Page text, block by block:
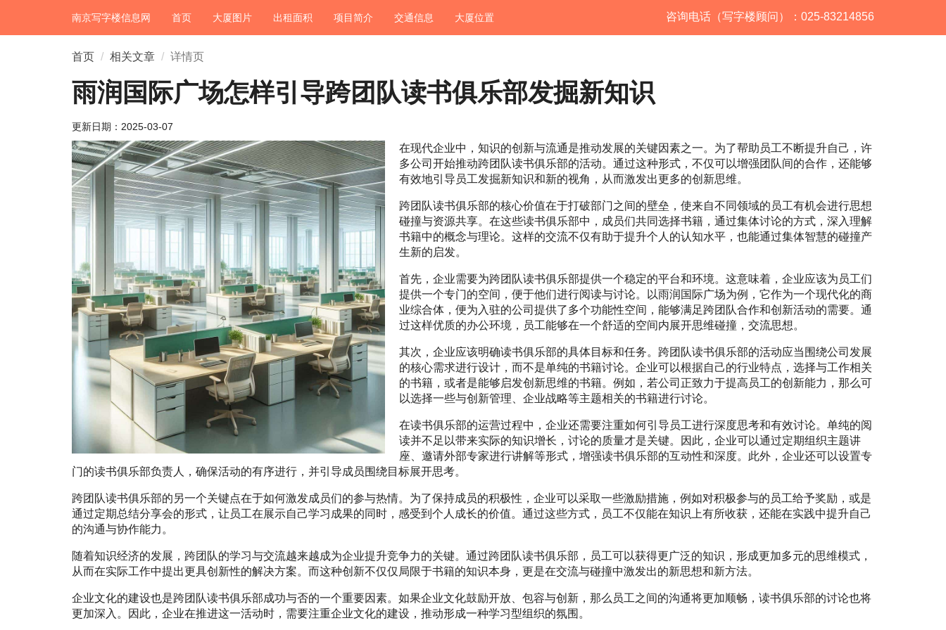
南京写字楼信息网 首页 大厦图片 出租面积 项目简介 交通信息 大厦位置 咨询电话（写字楼顾问）：025-83214856
首页 相关文章 详情页
雨润国际广场怎样引导跨团队读书俱乐部发掘新知识
更新日期： 2025-03-07
在现代企业中，知识的创新与流通是推动发展的关键因素之一。为了帮助员工不断提升自己，许
多公司开始推动跨团队读书俱乐部的活动。通过这种形式，不仅可以增强团队间的合作，还能够
有效地引导员工发掘新知识和新的视角，从而激发出更多的创新思维。
跨团队读书俱乐部的核心价值在于打破部门之间的壁垒，使来自不同领域的员工有机会进行思想
碰撞与资源共享。在这些读书俱乐部中，成员们共同选择书籍，通过集体讨论的方式，深入理解
书籍中的概念与理论。这样的交流不仅有助于提升个人的认知水平，也能通过集体智慧的碰撞产
生新的启发。
首先，企业需要为跨团队读书俱乐部提供一个稳定的平台和环境。这意味着，企业应该为员工们
提供一个专门的空间，便于他们进行阅读与讨论。以雨润国际广场为例，它作为一个现代化的商
业综合体，便为入驻的公司提供了多个功能性空间，能够满足跨团队合作和创新活动的需要。通
过这样优质的办公环境，员工能够在一个舒适的空间内展开思维碰撞，交流思想。
其次，企业应该明确读书俱乐部的具体目标和任务。跨团队读书俱乐部的活动应当围绕公司发展
的核心需求进行设计，而不是单纯的书籍讨论。企业可以根据自己的行业特点，选择与工作相关
的书籍，或者是能够启发创新思维的书籍。例如，若公司正致力于提高员工的创新能力，那么可
以选择一些与创新管理、企业战略等主题相关的书籍进行讨论。
在读书俱乐部的运营过程中，企业还需要注重如何引导员工进行深度思考和有效讨论。单纯的阅
读并不足以带来实际的知识增长，讨论的质量才是关键。因此，企业可以通过定期组织主题讲
座、邀请外部专家进行讲解等形式，增强读书俱乐部的互动性和深度。此外，企业还可以设置专
门的读书俱乐部负责人，确保活动的有序进行，并引导成员围绕目标展开思考。
跨团队读书俱乐部的另一个关键点在于如何激发成员们的参与热情。为了保持成员的积极性，企业可以采取一些激励措施，例如对积极参与的员工给予奖励，或是
通过定期总结分享会的形式，让员工在展示自己学习成果的同时，感受到个人成长的价值。通过这些方式，员工不仅能在知识上有所收获，还能在实践中提升自己
的沟通与协作能力。
随着知识经济的发展，跨团队的学习与交流越来越成为企业提升竞争力的关键。通过跨团队读书俱乐部，员工可以获得更广泛的知识，形成更加多元的思维模式，
从而在实际工作中提出更具创新性的解决方案。而这种创新不仅仅局限于书籍的知识本身，更是在交流与碰撞中激发出的新思想和新方法。
企业文化的建设也是跨团队读书俱乐部成功与否的一个重要因素。如果企业文化鼓励开放、包容与创新，那么员工之间的沟通将更加顺畅，读书俱乐部的讨论也将
更加深入。因此，企业在推进这一活动时，需要注重企业文化的建设，推动形成一种学习型组织的氛围。